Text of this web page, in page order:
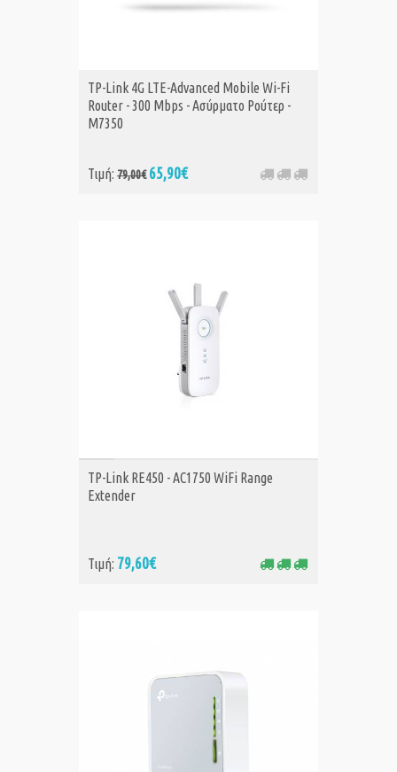
TP-Link 4G LTE-Advanced Mobile Wi-Fi
Router - 300 Mbps - Ασύρματο Ρούτερ -
M7350
Τιμή: 79,00€ 65,90€
ΑΓΟΡΑ
TP-Link RE450 - AC1750 WiFi Range
Extender
Τιμή: 79,60€